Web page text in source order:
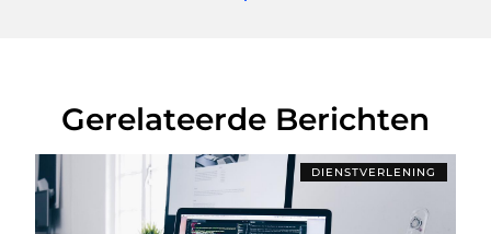
Gerelateerde Berichten
DIENSTVERLENING